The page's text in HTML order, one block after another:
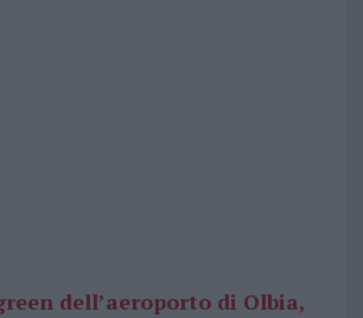
dell’aeroporto di Olbia,